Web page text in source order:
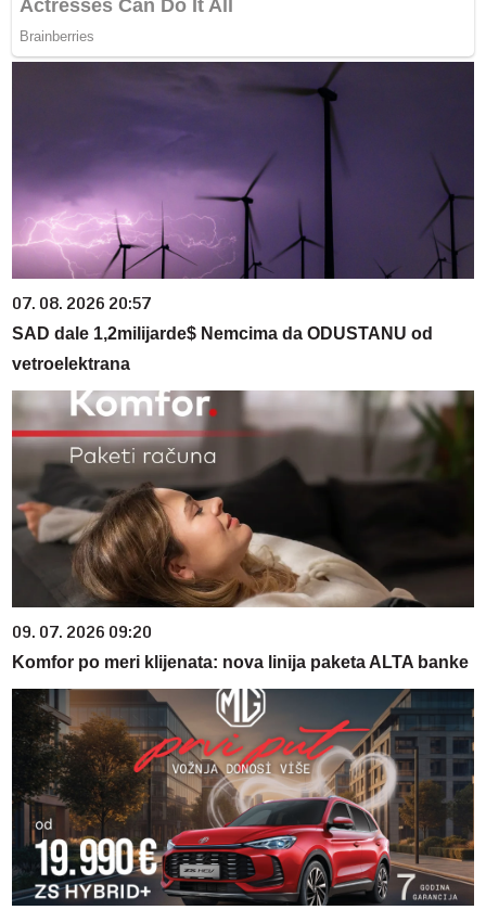
07. 08. 2026 20:57
SAD dale 1,2milijarde$ Nemcima da ODUSTANU od
vetroelektrana
09. 07. 2026 09:20
Komfor po meri klijenata: nova linija paketa ALTA banke